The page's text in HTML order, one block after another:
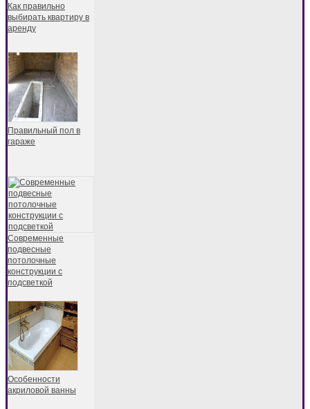
Как правильно
выбирать квартиру в
аренду
Правильный пол в
гараже
Современные
подвесные
потолочные
конструкции с
подсветкой
Особенности
акриловой ванны